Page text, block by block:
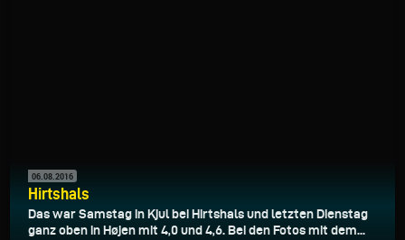
06.08.2016
Hirtshals
Das war Samstag in Kjul bei Hirtshals und letzten Dienstag
ganz oben in Højen mit 4,0 und 4,6. Bei den Fotos mit dem...